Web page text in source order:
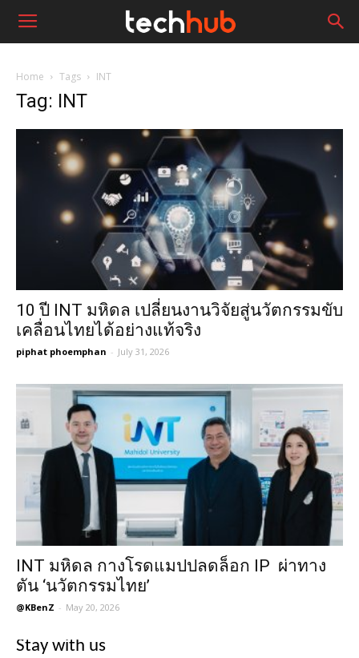
Home Tags INT
Tag: INT
10 ปี INT มหิดล เปลี่ยนงานวิจัยสู่นวัตกรรมขับ
เคลื่อนไทยได้อย่างแท้จริง
piphat phoemphan - July 31, 2026
INT มหิดล กางโรดแมปปลดล็อก IP ผ่าทาง
ตัน ‘นวัตกรรมไทย’
@KBenZ - May 20, 2026
Stay with us